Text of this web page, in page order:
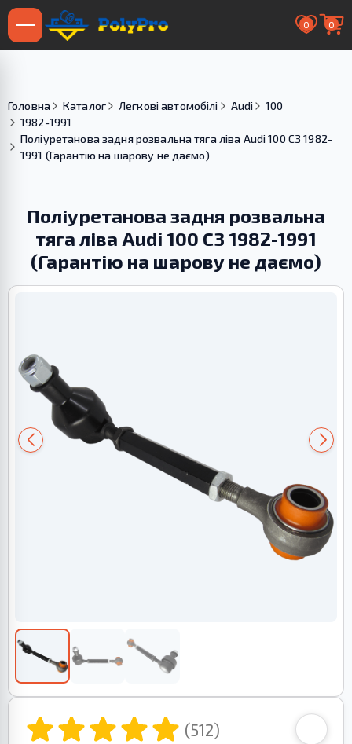
0 0
Головна Каталог Легкові автомобілі Audi
100
1982-1991
Поліуретанова задня розвальна тяга ліва Audi 100 С3 1982-
1991 (Гарантію на шарову не даємо)
Поліуретанова задня розвальна
тяга ліва Audi 100 С3 1982-1991
(Гарантію на шарову не даємо)
(512)